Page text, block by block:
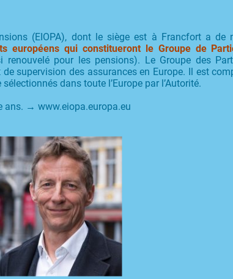
(EIOPA), dont le siège est à Francfort a
européens qui constitueront le Groupe de
renouvelé pour les pensions). Le Groupe des
supervision des assurances en Europe. Il est
dans toute l’Europe par l’Autorité.
ans. → www.eiopa.europa.eu